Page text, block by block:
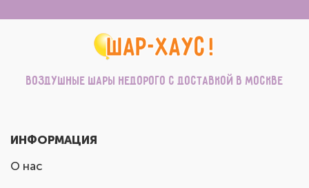
Воздушные шары недорого с доставкой в Москве
ИНФОРМАЦИЯ
О нас